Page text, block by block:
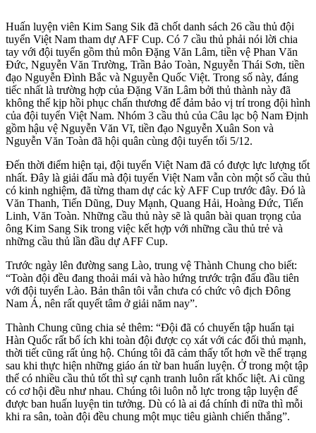
Huấn luyện viên Kim Sang Sik đã chốt danh sách 26 cầu thủ đội
tuyển Việt Nam tham dự AFF Cup. Có 7 cầu thủ phải nói lời chia
tay với đội tuyển gồm thủ môn Đặng Văn Lâm, tiền vệ Phan Văn
Đức, Nguyễn Văn Trường, Trần Bảo Toàn, Nguyễn Thái Sơn, tiền
đạo Nguyễn Đình Bắc và Nguyễn Quốc Việt. Trong số này, đáng
tiếc nhất là trường hợp của Đặng Văn Lâm bởi thủ thành này đã
không thể kịp hồi phục chấn thương để đảm bảo vị trí trong đội hình
của đội tuyển Việt Nam. Nhóm 3 cầu thủ của Câu lạc bộ Nam Định
gồm hậu vệ Nguyễn Văn Vĩ, tiền đạo Nguyễn Xuân Son và
Nguyễn Văn Toàn đã hội quân cùng đội tuyển tối 5/12.
Đến thời điểm hiện tại, đội tuyển Việt Nam đã có được lực lượng tốt
nhất. Đây là giải đấu mà đội tuyển Việt Nam vẫn còn một số cầu thủ
có kinh nghiệm, đã từng tham dự các kỳ AFF Cup trước đây. Đó là
Văn Thanh, Tiến Dũng, Duy Mạnh, Quang Hải, Hoàng Đức, Tiến
Linh, Văn Toàn. Những cầu thủ này sẽ là quân bài quan trọng của
ông Kim Sang Sik trong việc kết hợp với những cầu thủ trẻ và
những cầu thủ lần đầu dự AFF Cup.
Trước ngày lên đường sang Lào, trung vệ Thành Chung cho biết:
“Toàn đội đều đang thoải mái và hào hứng trước trận đấu đầu tiên
với đội tuyển Lào. Bản thân tôi vẫn chưa có chức vô địch Đông
Nam Á, nên rất quyết tâm ở giải năm nay”.
Thành Chung cũng chia sẻ thêm: “Đội đã có chuyến tập huấn tại
Hàn Quốc rất bổ ích khi toàn đội được cọ xát với các đối thủ mạnh,
thời tiết cũng rất ủng hộ. Chúng tôi đã cảm thấy tốt hơn về thể trạng
sau khi thực hiện những giáo án từ ban huấn luyện. Ở trong một tập
thể có nhiều cầu thủ tốt thì sự cạnh tranh luôn rất khốc liệt. Ai cũng
có cơ hội đều như nhau. Chúng tôi luôn nỗ lực trong tập luyện để
được ban huấn luyện tin tưởng. Dù có là ai đá chính đi nữa thì mỗi
khi ra sân, toàn đội đều chung một mục tiêu giành chiến thắng”.